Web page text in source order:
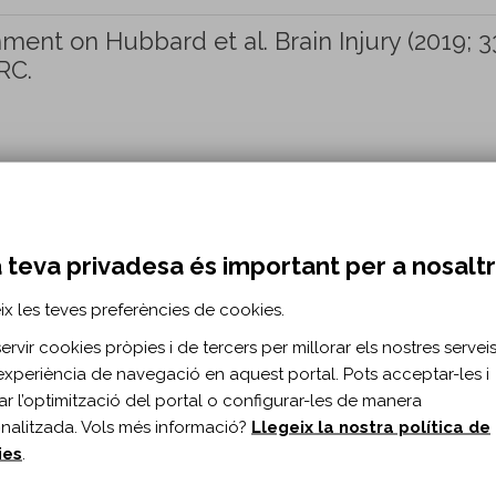
on Hubbard et al. Brain Injury (2019;
02699052.2019.1629023
Improves Trauma-Informed
to Address Brain Injury, Mental
A, Wermert A, Mengo C, Malecki A, Glasser A,
teva privadesa és important per a
les teves preferències de cookies.
cookies pròpies i de tercers per millorar els nostres
de navegació en aquest portal. Pots acceptar-les i
l’optimització del portal o configurar-les de manera
Vols més informació? Llegeix la nostra política de